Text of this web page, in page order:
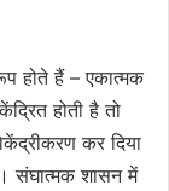
होते हैं – एकात्मक
होती है तो
कर दिया
संघात्मक शासन में